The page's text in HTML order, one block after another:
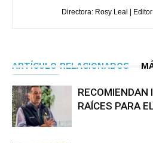
Directora: Rosy Leal |
ARTÍCULO RELACIONADOS
RECOMIENDAN
RAÍCES PARA